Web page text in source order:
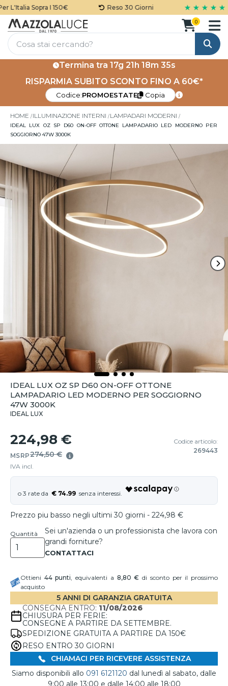
Sopra I 150€ Reso 30 Giorni ★ ★ ★ ★ ★
Cerca
0
Termina tra 17g 21h 18m 35s
RISPARMIA SUBITO SCONTO FINO A 60€*
Codice:PROMOESTATE Copia
HOME ILLUMINAZIONE INTERNI LAMPADARI MODERNI
IDEAL LUX OZ SP D60 ON-OFF OTTONE LAMPADARIO LED MODERNO PER
SOGGIORNO 47W 3000K
IDEAL LUX OZ SP D60 ON-OFF OTTONE
LAMPADARIO LED MODERNO PER SOGGIORNO
47W 3000K
IDEAL LUX
224,98 €
MSRP274,50 €
IVA incl.
Codice articolo:
269443
€ 74.99
Prezzo piu basso negli ultimi 30 giorni - 224,98 €
Quantità
Sei un'azienda o un professionista che lavora con
grandi forniture?
Ottieni 44punti, equivalenti a 8,80 € di sconto per il prossimo
acquisto
5 ANNI DI GARANZIA GRATUITA
CONSEGNA ENTRO: 11/08/2026
CHIUSURA PER FERIE:
CONSEGNE A PARTIRE DA SETTEMBRE.
SPEDIZIONE GRATUITA A PARTIRE DA 150€
RESO ENTRO 30 GIORNI
CHIAMACI PER RICEVERE ASSISTENZA
Siamo disponibili allo 091 6121120 dal lunedì al sabato, dalle
9:00 alle 13:00 e dalle 14:00 alle 18:00